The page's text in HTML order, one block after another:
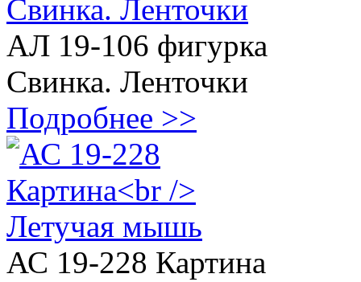
АЛ 19-106 фигурка
Свинка. Ленточки
Подробнее >>
АС 19-228 Картина